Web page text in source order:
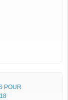
POUR